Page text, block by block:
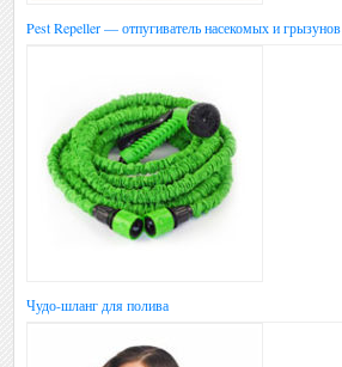
Pest Repeller — отпугиватель насекомых и грызунов
Чудо-шланг для полива